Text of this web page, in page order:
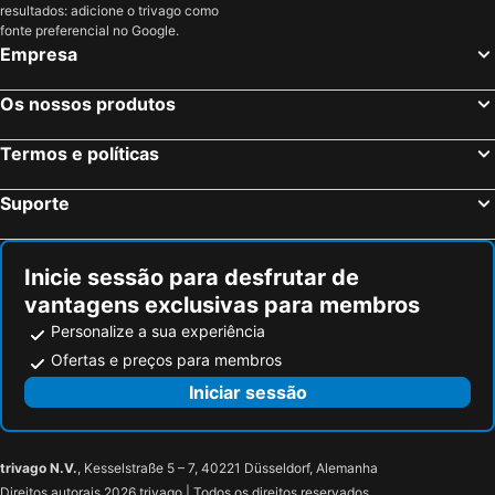
Axel, bed and breakfasts
Herzele, bed and breakfasts
Lille, bed and breakfasts
Willebroek, bed and breakfasts
Zwijndrecht, bed and breakfasts
Wetteren, bed and breakfasts
Meise, bed and breakfasts
Evergem, bed and breakfasts
resultados: adicione o trivago como
fonte preferencial no Google.
Empresa
Os nossos produtos
Termos e políticas
Suporte
Inicie sessão para desfrutar de
vantagens exclusivas para membros
Personalize a sua experiência
Ofertas e preços para membros
Iniciar sessão
trivago N.V., Kesselstraße 5 – 7, 40221 Düsseldorf, Alemanha